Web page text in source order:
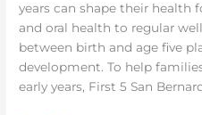
years can shape their
and oral health to regular
between birth and age five
development. To help
early years, First 5 San